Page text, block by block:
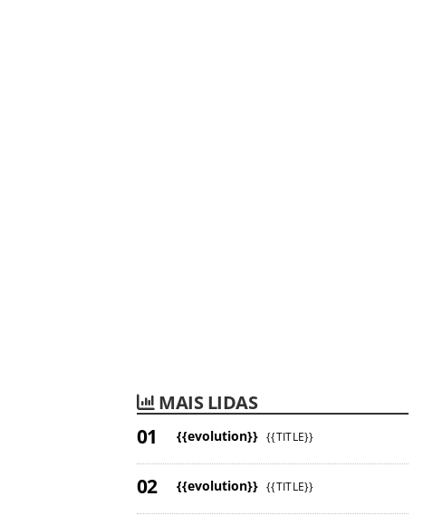
MAIS LIDAS
{{evolution}} {{TITLE}}
{{evolution}} {{TITLE}}